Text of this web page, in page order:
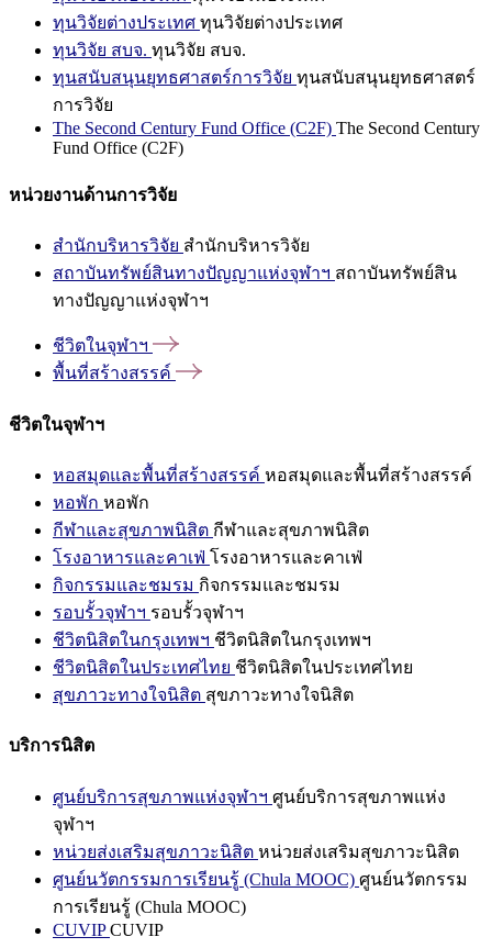
ทุนวิจัยต่างประเทศ ทุนวิจัยต่างประเทศ
ทุนวิจัย สบจ. ทุนวิจัย สบจ.
ทุนสนับสนุนยุทธศาสตร์การวิจัย ทุนสนับสนุนยุทธศาสตร์
การวิจัย
The Second Century Fund Office (C2F) The Second Century
Fund Office (C2F)
หน่วยงานด้านการวิจัย
สำนักบริหารวิจัย สำนักบริหารวิจัย
สถาบันทรัพย์สินทางปัญญาแห่งจุฬาฯ สถาบันทรัพย์สิน
ทางปัญญาแห่งจุฬาฯ
ชีวิตในจุฬาฯ
พื้นที่สร้างสรรค์
ชีวิตในจุฬาฯ
หอสมุดและพื้นที่สร้างสรรค์ หอสมุดและพื้นที่สร้างสรรค์
หอพัก หอพัก
กีฬาและสุขภาพนิสิต กีฬาและสุขภาพนิสิต
โรงอาหารและคาเฟ่ โรงอาหารและคาเฟ่
กิจกรรมและชมรม กิจกรรมและชมรม
รอบรั้วจุฬาฯ รอบรั้วจุฬาฯ
ชีวิตนิสิตในกรุงเทพฯ ชีวิตนิสิตในกรุงเทพฯ
ชีวิตนิสิตในประเทศไทย ชีวิตนิสิตในประเทศไทย
สุขภาวะทางใจนิสิต สุขภาวะทางใจนิสิต
บริการนิสิต
ศูนย์บริการสุขภาพแห่งจุฬาฯ ศูนย์บริการสุขภาพแห่ง
จุฬาฯ
หน่วยส่งเสริมสุขภาวะนิสิต หน่วยส่งเสริมสุขภาวะนิสิต
ศูนย์นวัตกรรมการเรียนรู้ (Chula MOOC) ศูนย์นวัตกรรม
การเรียนรู้ (Chula MOOC)
CUVIPCUVIP